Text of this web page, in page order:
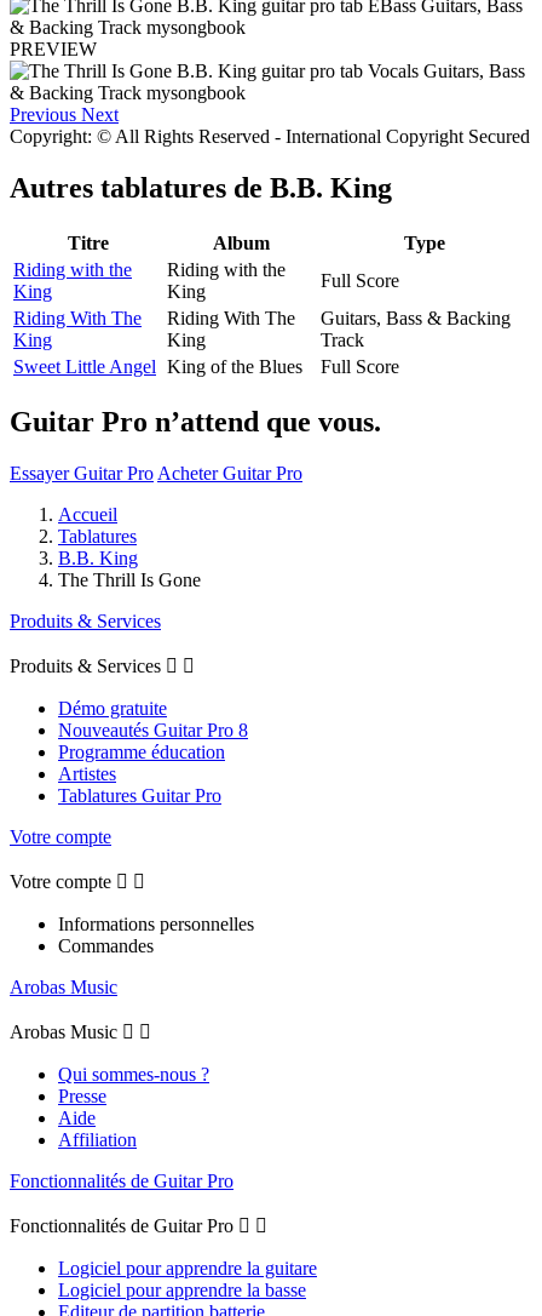
PREVIEW
Previous Next
Copyright: © All Rights Reserved - International Copyright Secured
Autres tablatures de B.B. King
Titre Album
Type
Riding with the
King
Riding with the
King
Full Score
Riding With The
King
Riding With The
King
Guitars, Bass & Backing
Track
Sweet Little Angel King of the Blues Full Score
Guitar Pro n’attend que vous.
Essayer Guitar Pro Acheter Guitar Pro
Accueil
Tablatures
B.B. King
The Thrill Is Gone
Produits & Services
Produits & Services  
Démo gratuite
Nouveautés Guitar Pro 8
Programme éducation
Artistes
Tablatures Guitar Pro
Votre compte
Votre compte  
Informations personnelles
Commandes
Arobas Music
Arobas Music  
Qui sommes-nous ?
Presse
Aide
Affiliation
Fonctionnalités de Guitar Pro
Fonctionnalités de Guitar Pro  
Logiciel pour apprendre la guitare
Logiciel pour apprendre la basse
Editeur de partition batterie